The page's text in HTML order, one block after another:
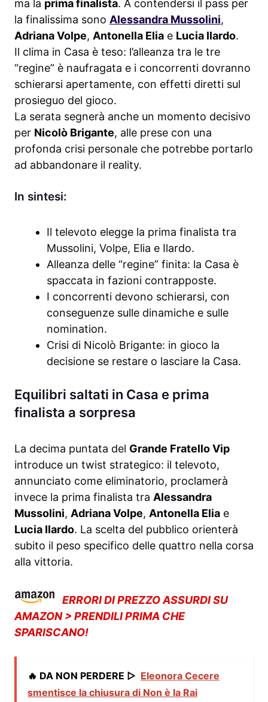
ma la prima finalista. A contendersi il pass per
la finalissima sono Alessandra Mussolini,
Adriana Volpe, Antonella Elia e Lucia Ilardo.
Il clima in Casa è teso: l’alleanza tra le tre
“regine” è naufragata e i concorrenti dovranno
schierarsi apertamente, con effetti diretti sul
prosieguo del gioco.
La serata segnerà anche un momento decisivo
per Nicolò Brigante, alle prese con una
profonda crisi personale che potrebbe portarlo
ad abbandonare il reality.
In sintesi:
Il televoto elegge la prima finalista tra
Mussolini, Volpe, Elia e Ilardo.
Alleanza delle “regine” finita: la Casa è
spaccata in fazioni contrapposte.
I concorrenti devono schierarsi, con
conseguenze sulle dinamiche e sulle
nomination.
Crisi di Nicolò Brigante: in gioco la
decisione se restare o lasciare la Casa.
Equilibri saltati in Casa e prima
finalista a sorpresa
La decima puntata del Grande Fratello Vip
introduce un twist strategico: il televoto,
annunciato come eliminatorio, proclamerà
invece la prima finalista tra Alessandra
Mussolini, Adriana Volpe, Antonella Elia e
Lucia Ilardo. La scelta del pubblico orienterà
subito il peso specifico delle quattro nella corsa
alla vittoria.
ERRORI DI PREZZO ASSURDI SU
AMAZON > PRENDILI PRIMA CHE
SPARISCANO!
🔥 DA NON PERDERE ▷ Eleonora Cecere
smentisce la chiusura di Non è la Rai